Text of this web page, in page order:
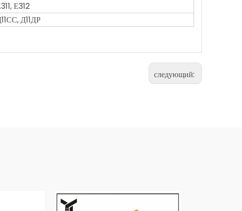
Е312
Д11ДР
следующий: